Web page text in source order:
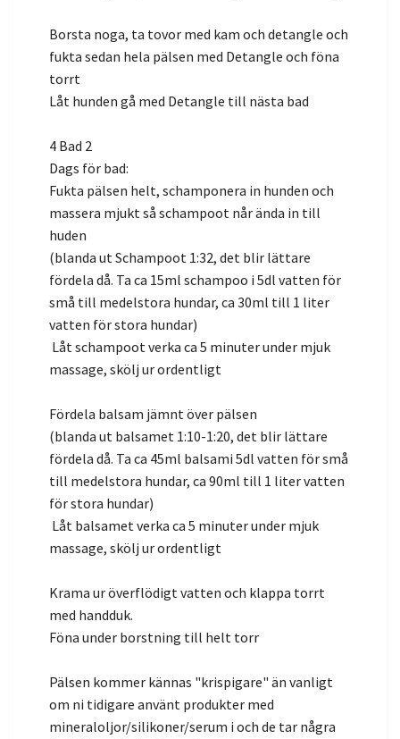
Borsta noga, ta tovor med kam och detangle och
fukta sedan hela pälsen med Detangle och föna
torrt
Låt hunden gå med Detangle till nästa bad
4 Bad 2
Dags för bad:
Fukta pälsen helt, schamponera in hunden och
massera mjukt så schampoot når ända in till
huden
(blanda ut Schampoot 1:32, det blir lättare
fördela då. Ta ca 15ml schampoo i 5dl vatten för
små till medelstora hundar, ca 30ml till 1 liter
vatten för stora hundar)
Låt schampoot verka ca 5 minuter under mjuk
massage, skölj ur ordentligt
Fördela balsam jämnt över pälsen
(blanda ut balsamet 1:10-1:20, det blir lättare
fördela då. Ta ca 45ml balsami 5dl vatten för små
till medelstora hundar, ca 90ml till 1 liter vatten
för stora hundar)
Låt balsamet verka ca 5 minuter under mjuk
massage, skölj ur ordentligt
Krama ur överflödigt vatten och klappa torrt
med handduk.
Föna under borstning till helt torr
Pälsen kommer kännas "krispigare" än vanligt
om ni tidigare använt produkter med
mineraloljor/silikoner/serum i och de tar några